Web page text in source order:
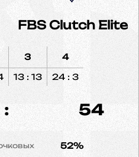
FBS Clutch Elite
3
13 : 13
4
24 : 3
: 54
52%